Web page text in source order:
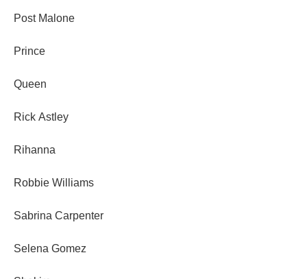
Post Malone
Prince
Queen
Rick Astley
Rihanna
Robbie Williams
Sabrina Carpenter
Selena Gomez